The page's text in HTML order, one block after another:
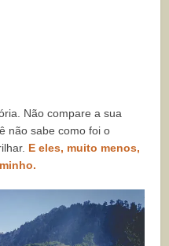
Não compare a sua
não sabe como foi o
E eles, muito menos,